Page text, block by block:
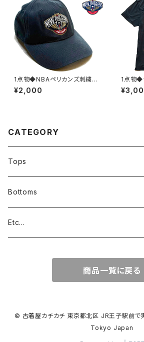
1点物◆NBAペリカンズ刺繍ロ
ゴ紺ベースボールキャップ古着
メンズレディースOKアメカジ/ス
¥2,000
1点物◆
ン黒ア
メンズL
CATEGORY
Tops
Bottoms
Etc...
商品一覧に戻る
© 古着屋カチカチ 東京都北区 JR王子駅前で
Tokyo Japan